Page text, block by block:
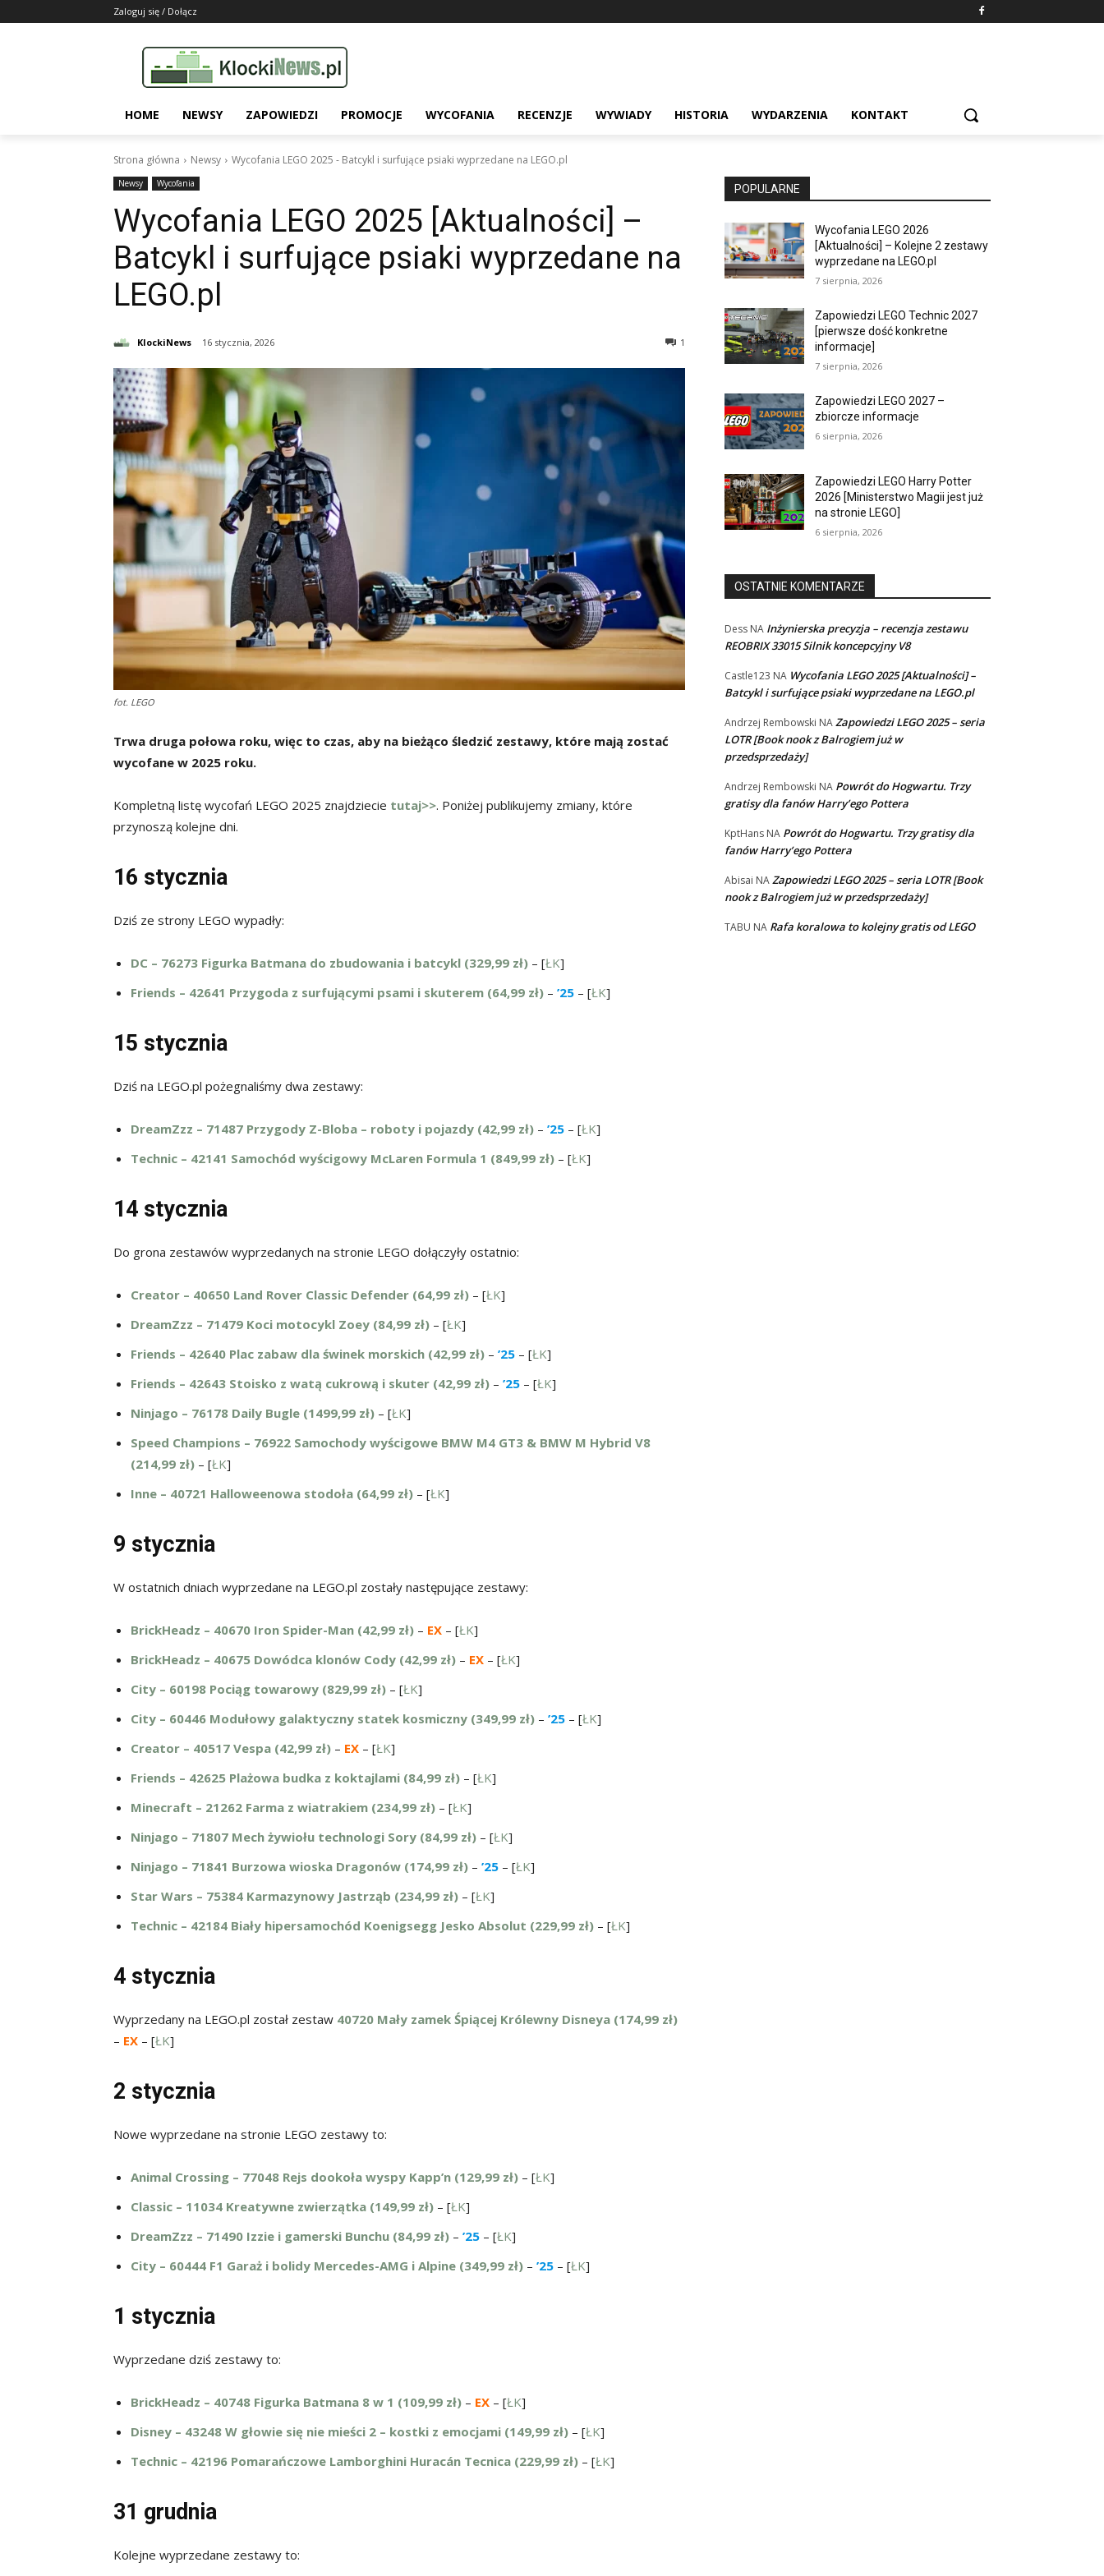
Zaloguj się / Dołącz
HOME NEWSY ZAPOWIEDZI PROMOCJE WYCOFANIA RECENZJE WYWIADY HISTORIA WYDARZENIA KONTAKT
Strona główna Newsy Wycofania LEGO 2025 - Batcykl i surfujące psiaki wyprzedane na LEGO.pl
Newsy Wycofania
Wycofania LEGO 2025 [Aktualności] –
Batcykl i surfujące psiaki wyprzedane na
LEGO.pl
KlockiNews 16 stycznia, 2026 1
fot. LEGO
Trwa druga połowa roku, więc to czas, aby na bieżąco śledzić zestawy, które mają zostać
wycofane w 2025 roku.
Kompletną listę wycofań LEGO 2025 znajdziecie tutaj>>. Poniżej publikujemy zmiany, które
przynoszą kolejne dni.
16 stycznia
Dziś ze strony LEGO wypadły:
DC – 76273 Figurka Batmana do zbudowania i batcykl (329,99 zł) – [ŁK]
Friends – 42641 Przygoda z surfującymi psami i skuterem (64,99 zł) – ’25 – [ŁK]
15 stycznia
Dziś na LEGO.pl pożegnaliśmy dwa zestawy:
DreamZzz – 71487 Przygody Z-Bloba – roboty i pojazdy (42,99 zł) – ’25 – [ŁK]
Technic – 42141 Samochód wyścigowy McLaren Formula 1 (849,99 zł) – [ŁK]
14 stycznia
Do grona zestawów wyprzedanych na stronie LEGO dołączyły ostatnio:
Creator – 40650 Land Rover Classic Defender (64,99 zł) – [ŁK]
DreamZzz – 71479 Koci motocykl Zoey (84,99 zł) – [ŁK]
Friends – 42640 Plac zabaw dla świnek morskich (42,99 zł) – ’25 – [ŁK]
Friends – 42643 Stoisko z watą cukrową i skuter (42,99 zł) – ’25 – [ŁK]
Ninjago – 76178 Daily Bugle (1499,99 zł) – [ŁK]
Speed Champions – 76922 Samochody wyścigowe BMW M4 GT3 & BMW M Hybrid V8
(214,99 zł) – [ŁK]
Inne – 40721 Halloweenowa stodoła (64,99 zł) – [ŁK]
9 stycznia
W ostatnich dniach wyprzedane na LEGO.pl zostały następujące zestawy:
BrickHeadz – 40670 Iron Spider-Man (42,99 zł) – EX – [ŁK]
BrickHeadz – 40675 Dowódca klonów Cody (42,99 zł) – EX – [ŁK]
City – 60198 Pociąg towarowy (829,99 zł) – [ŁK]
City – 60446 Modułowy galaktyczny statek kosmiczny (349,99 zł) – ’25 – [ŁK]
Creator – 40517 Vespa (42,99 zł) – EX – [ŁK]
Friends – 42625 Plażowa budka z koktajlami (84,99 zł) – [ŁK]
Minecraft – 21262 Farma z wiatrakiem (234,99 zł) – [ŁK]
Ninjago – 71807 Mech żywiołu technologi Sory (84,99 zł) – [ŁK]
Ninjago – 71841 Burzowa wioska Dragonów (174,99 zł) – ’25 – [ŁK]
Star Wars – 75384 Karmazynowy Jastrząb (234,99 zł) – [ŁK]
Technic – 42184 Biały hipersamochód Koenigsegg Jesko Absolut (229,99 zł) – [ŁK]
4 stycznia
Wyprzedany na LEGO.pl został zestaw 40720 Mały zamek Śpiącej Królewny Disneya (174,99 zł)
– EX – [ŁK]
2 stycznia
Nowe wyprzedane na stronie LEGO zestawy to:
Animal Crossing – 77048 Rejs dookoła wyspy Kapp’n (129,99 zł) – [ŁK]
Classic – 11034 Kreatywne zwierzątka (149,99 zł) – [ŁK]
DreamZzz – 71490 Izzie i gamerski Bunchu (84,99 zł) – ’25 – [ŁK]
City – 60444 F1 Garaż i bolidy Mercedes-AMG i Alpine (349,99 zł) – ’25 – [ŁK]
1 stycznia
Wyprzedane dziś zestawy to:
BrickHeadz – 40748 Figurka Batmana 8 w 1 (109,99 zł) – EX – [ŁK]
Disney – 43248 W głowie się nie mieści 2 – kostki z emocjami (149,99 zł) – [ŁK]
Technic – 42196 Pomarańczowe Lamborghini Huracán Tecnica (229,99 zł) – [ŁK]
31 grudnia
Kolejne wyprzedane zestawy to:
POPULARNE
Wycofania LEGO 2026
[Aktualności] – Kolejne 2 zestawy
wyprzedane na LEGO.pl
7 sierpnia, 2026
Zapowiedzi LEGO Technic 2027
[pierwsze dość konkretne
informacje]
7 sierpnia, 2026
Zapowiedzi LEGO 2027 –
zbiorcze informacje
6 sierpnia, 2026
Zapowiedzi LEGO Harry Potter
2026 [Ministerstwo Magii jest już
na stronie LEGO]
6 sierpnia, 2026
OSTATNIE KOMENTARZE
Dess NA Inżynierska precyzja – recenzja zestawu
REOBRIX 33015 Silnik koncepcyjny V8
Castle123 NA Wycofania LEGO 2025 [Aktualności] –
Batcykl i surfujące psiaki wyprzedane na LEGO.pl
Andrzej Rembowski NAZapowiedzi LEGO 2025 – seria
LOTR [Book nook z Balrogiem już w
przedsprzedaży]
Andrzej Rembowski NA Powrót do Hogwartu. Trzy
gratisy dla fanów Harry’ego Pottera
KptHans NA Powrót do Hogwartu. Trzy gratisy dla
fanów Harry’ego Pottera
Abisai NAZapowiedzi LEGO 2025 – seria LOTR [Book
nook z Balrogiem już w przedsprzedaży]
TABU NA Rafa koralowa to kolejny gratis od LEGO